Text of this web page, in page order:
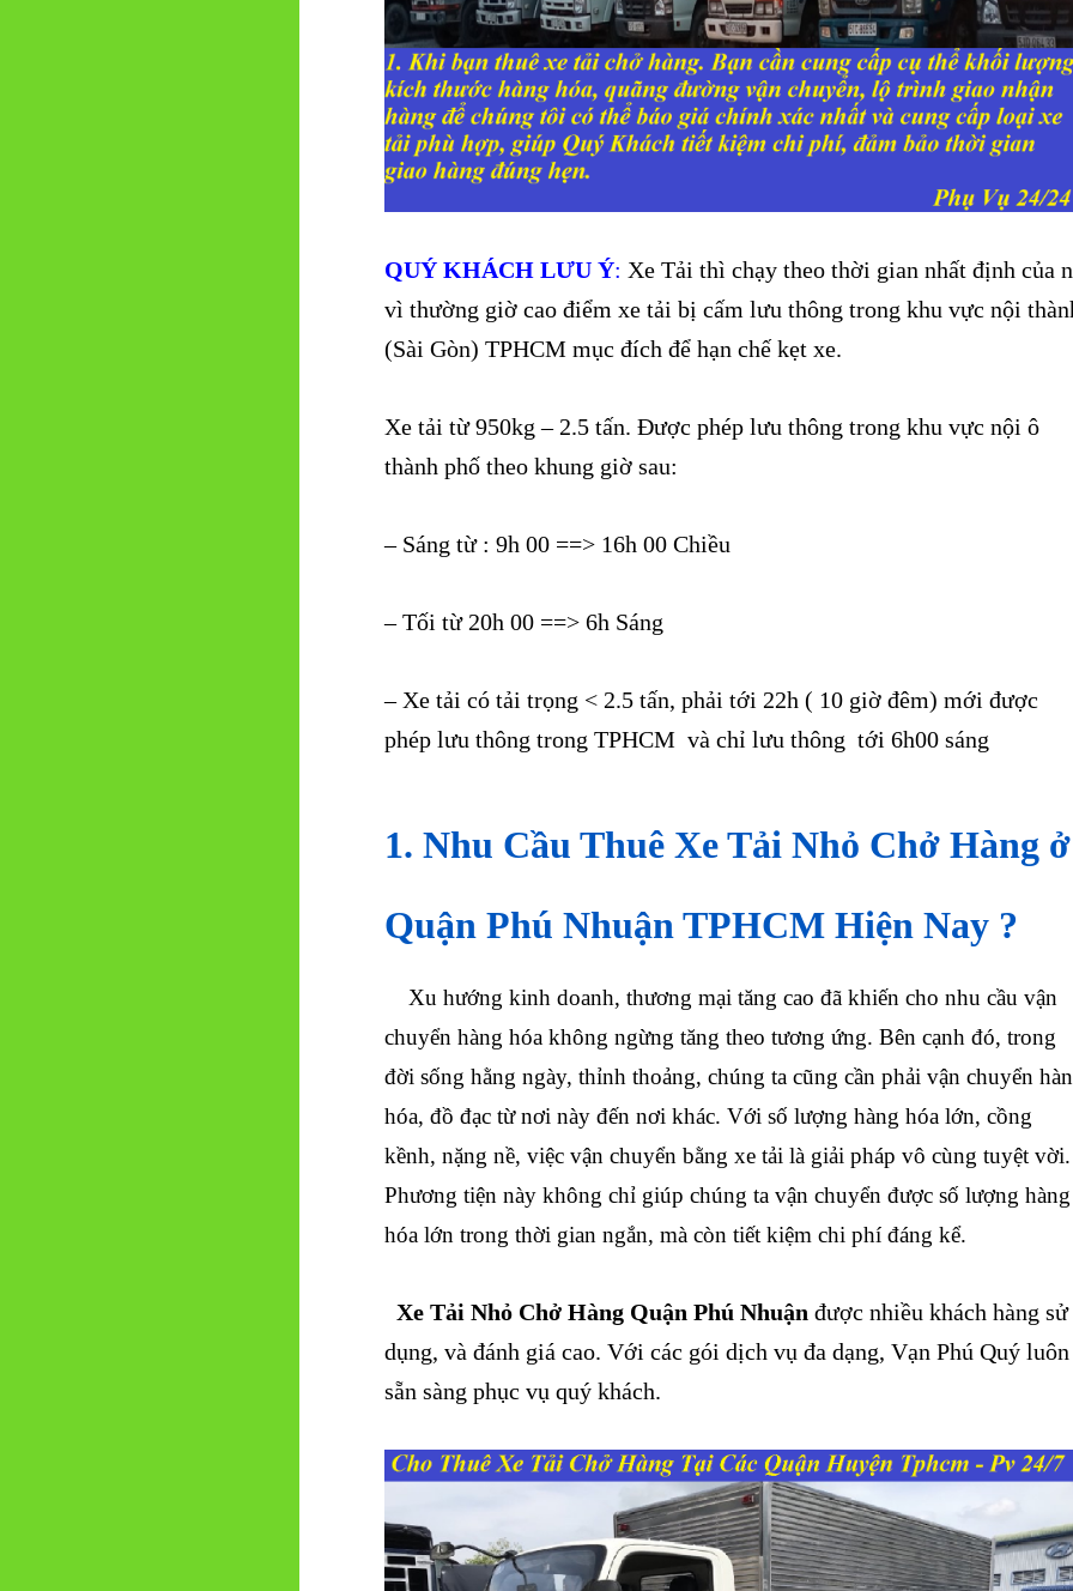
QUÝ KHÁCH LƯU Ý: Xe Tải thì chạy theo thời gian nhất định của
vì thường giờ cao điểm xe tải bị cấm lưu thông trong khu vực nội
(Sài Gòn) TPHCM mục đích để hạn chế kẹt xe.
Xe tải từ 950kg – 2.5 tấn. Được phép lưu thông trong khu vực nội ô
thành phố theo khung giờ sau:
– Sáng từ : 9h 00 ==> 16h 00 Chiều
– Tối từ 20h 00 ==> 6h Sáng
– Xe tải có tải trọng < 2.5 tấn, phải tới 22h ( 10 giờ đêm) mới được
phép lưu thông trong TPHCM và chỉ lưu thông tới 6h00 sáng
1. Nhu Cầu Thuê Xe Tải Nhỏ Chở Hàng ở
Quận Phú Nhuận TPHCM Hiện Nay ?
Xu hướng kinh doanh, thương mại tăng cao đã khiến cho nhu cầu vận
chuyển hàng hóa không ngừng tăng theo tương ứng. Bên cạnh đó, trong
đời sống hằng ngày, thỉnh thoảng, chúng ta cũng cần phải vận chuyển
hóa, đồ đạc từ nơi này đến nơi khác. Với số lượng hàng hóa lớn, cồng
kềnh, nặng nề, việc vận chuyển bằng xe tải là giải pháp vô cùng tuyệt vời.
Phương tiện này không chỉ giúp chúng ta vận chuyển được số lượng hàng
hóa lớn trong thời gian ngắn, mà còn tiết kiệm chi phí đáng kể.
Xe Tải Nhỏ Chở Hàng Quận Phú Nhuận được nhiều khách hàng sử
dụng, và đánh giá cao. Với các gói dịch vụ đa dạng, Vạn Phú Quý luôn
sẵn sàng phục vụ quý khách.